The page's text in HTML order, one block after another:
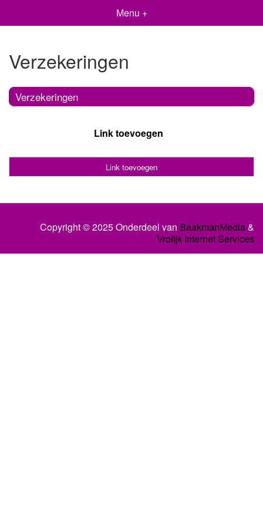
Menu +
Verzekeringen
Verzekeringen
Link toevoegen
Link toevoegen
Copyright © 2025 Onderdeel van BaakmanMedia&
Vrolijk Internet Services